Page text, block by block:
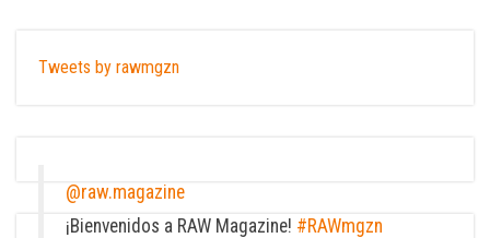
Tweets by rawmgzn
@raw.magazine
¡Bienvenidos a RAW Magazine! #RAWmgzn